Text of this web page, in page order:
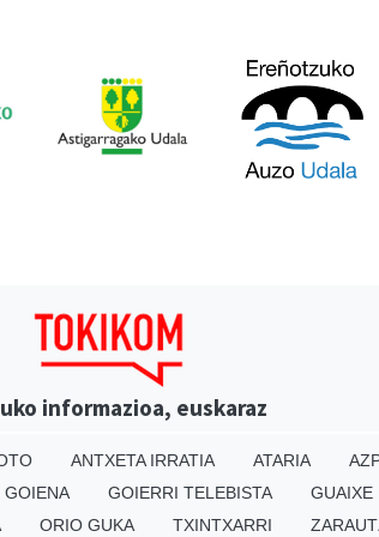
informazioa, euskaraz
ANTXETA IRRATIA ATARIA
GOIENA GOIERRI TELEBISTA
GUAIXE
ORIO GUKA TXINTXARRI